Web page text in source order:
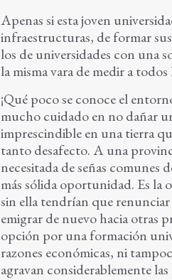
Apenas si esta joven
infraestructuras, de formar
los de universidades con una
la misma vara de medir a
¡Qué poco se conoce el
mucho cuidado en no dañar
imprescindible en una tierra
tanto desafecto. A una
necesitada de señas comunes
más sólida oportunidad. Es la
sin ella tendrían que
emigrar de nuevo hacia otras
opción por una formación
razones económicas, ni
agravan considerablemente